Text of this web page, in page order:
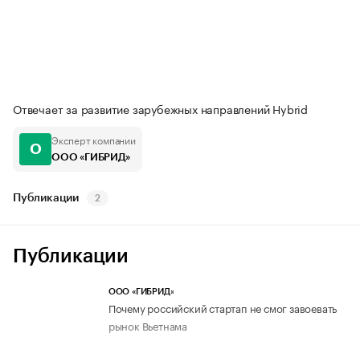
Отвечает за развитие зарубежных направлений Hybrid
О
Эксперт компании
ООО «ГИБРИД»
Публикации 2
Публикации
ООО «ГИБРИД»
Почему российский стартап не смог завоевать
рынок Вьетнама